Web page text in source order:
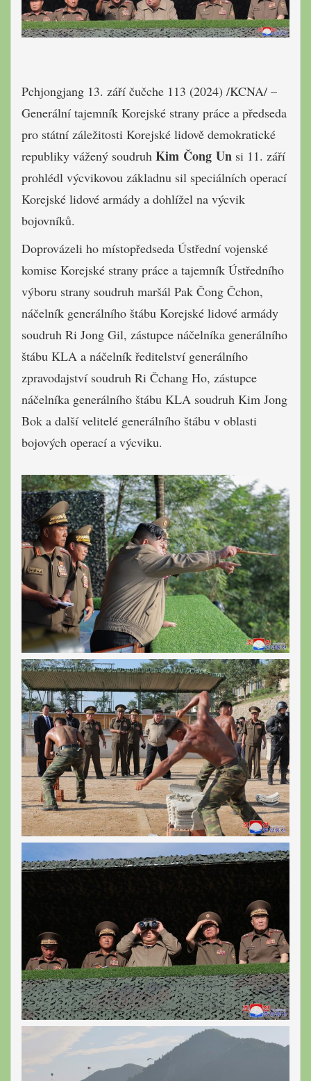
Pchjongjang 13. září čučche 113 (2024) /KCNA/ –
Generální tajemník Korejské strany práce a předseda
pro státní záležitosti Korejské lidově demokratické
republiky vážený soudruh Kim Čong Un si 11. září
prohlédl výcvikovou základnu sil speciálních operací
Korejské lidové armády a dohlížel na výcvik
bojovníků.
Doprovázeli ho místopředseda Ústřední vojenské
komise Korejské strany práce a tajemník Ústředního
výboru strany soudruh maršál Pak Čong Čchon,
náčelník generálního štábu Korejské lidové armády
soudruh Ri Jong Gil, zástupce náčelníka generálního
štábu KLA a náčelník ředitelství generálního
zpravodajství soudruh Ri Čchang Ho, zástupce
náčelníka generálního štábu KLA soudruh Kim Jong
Bok a další velitelé generálního štábu v oblasti
bojových operací a výcviku.